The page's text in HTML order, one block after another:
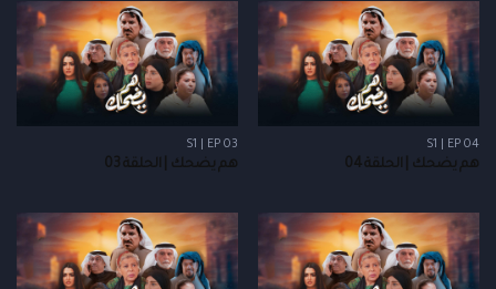
S1 | EP 04
هم يضحك | الحلقة 04
S1 | EP 03
هم يضحك | الحلقة 03